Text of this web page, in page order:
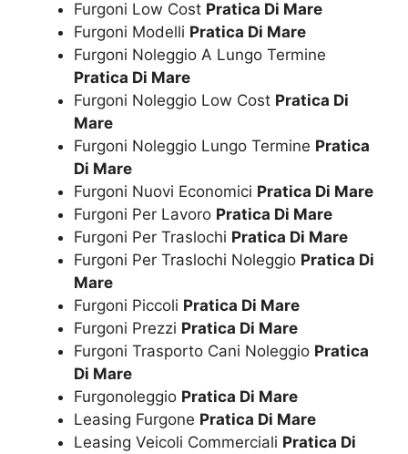
Furgoni Low Cost Pratica Di Mare
Furgoni Modelli Pratica Di Mare
Furgoni Noleggio A Lungo Termine
Pratica Di Mare
Furgoni Noleggio Low Cost Pratica Di
Mare
Furgoni Noleggio Lungo Termine Pratica
Di Mare
Furgoni Nuovi Economici Pratica Di Mare
Furgoni Per Lavoro Pratica Di Mare
Furgoni Per Traslochi Pratica Di Mare
Furgoni Per Traslochi Noleggio Pratica Di
Mare
Furgoni Piccoli Pratica Di Mare
Furgoni Prezzi Pratica Di Mare
Furgoni Trasporto Cani Noleggio Pratica
Di Mare
Furgonoleggio Pratica Di Mare
Leasing Furgone Pratica Di Mare
Leasing Veicoli Commerciali Pratica Di